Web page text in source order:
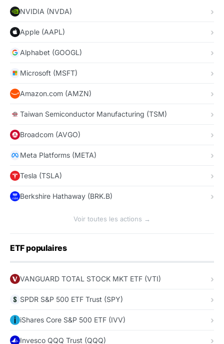
NVIDIA (NVDA)
Apple (AAPL)
Alphabet (GOOGL)
Microsoft (MSFT)
Amazon.com (AMZN)
Taiwan Semiconductor Manufacturing (TSM)
Broadcom (AVGO)
Meta Platforms (META)
Tesla (TSLA)
Berkshire Hathaway (BRK.B)
Voir toutes les actions →
ETF populaires
VANGUARD TOTAL STOCK MKT ETF (VTI)
SPDR S&P 500 ETF Trust (SPY)
iShares Core S&P 500 ETF (IVV)
Invesco QQQ Trust (QQQ)